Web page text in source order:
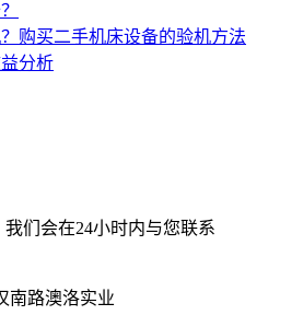
购买二手机床设备的验机方法
分析
们会在24小时内与您联系
南路澳洛实业